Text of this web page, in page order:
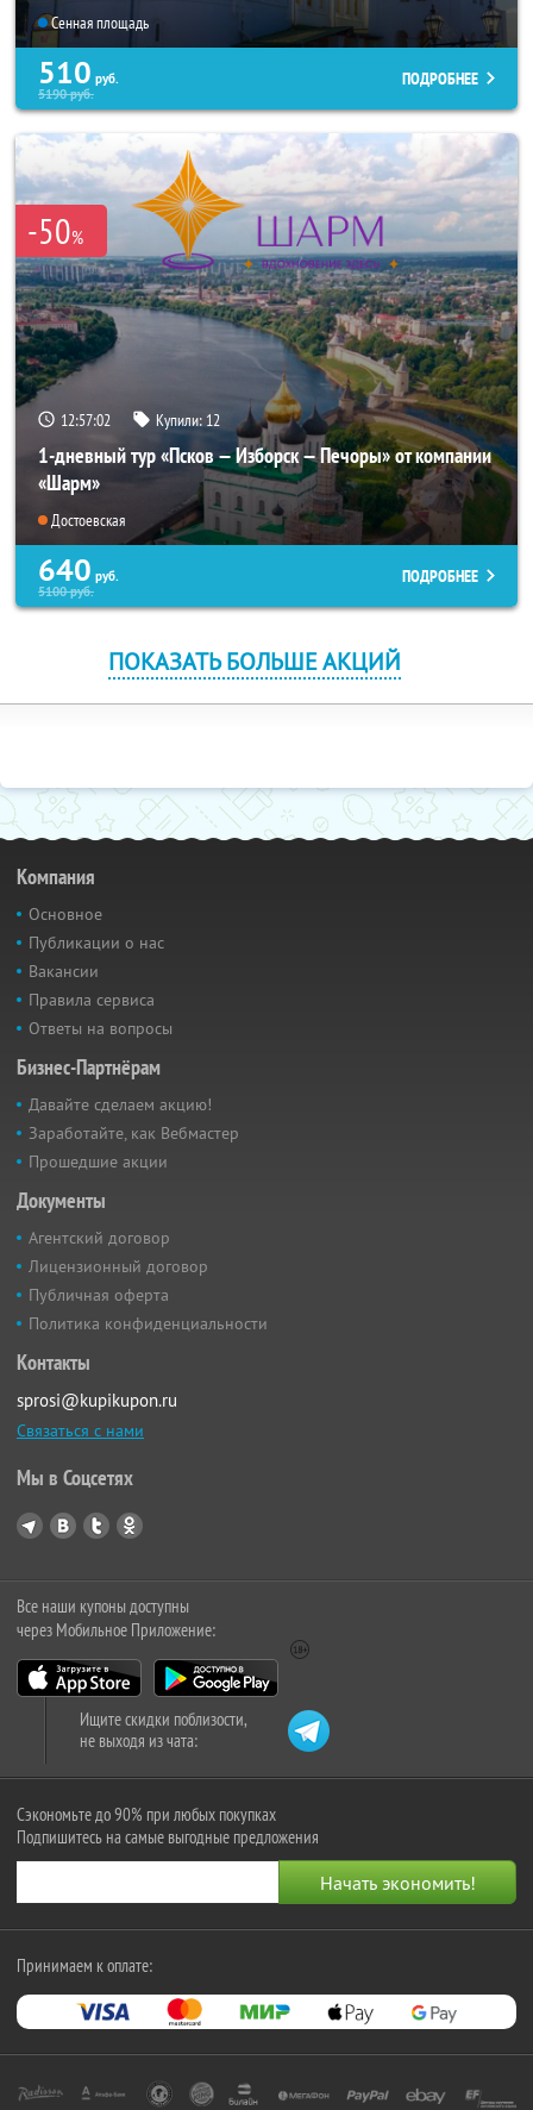
Сенная площадь
510 руб.
5190руб.
ПОДРОБНЕЕ
-50%
12:57:02 Купили: 12
1-дневный тур «Псков — Изборск — Печоры» от компании
«Шарм»
Достоевская
640 руб.
5100руб.
ПОДРОБНЕЕ
ПОКАЗАТЬ БОЛЬШЕ АКЦИЙ
Компания
Основное
Публикации о нас
Вакансии
Правила сервиса
Ответы на вопросы
Бизнес-Партнёрам
Давайте сделаем акцию!
Заработайте, как Вебмастер
Прошедшие акции
Документы
Агентский договор
Лицензионный договор
Публичная оферта
Политика конфиденциальности
Контакты
sprosi@kupikupon.ru
Связаться с нами
Мы в Соцсетях
Все наши купоны доступны
через Мобильное Приложение:
Ищите скидки поблизости,
не выходя из чата:
Сэкономьте до 90% при любых покупках
Подпишитесь на самые выгодные предложения
Принимаем к оплате: